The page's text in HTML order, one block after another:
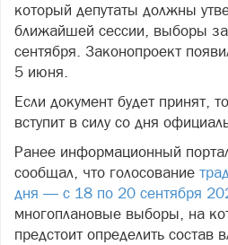
который депутаты должны
ближайшей сессии, выборы
сентября. Законопроект
5 июня.
Если документ будет принят,
вступит в силу со дня
Ранее информационный
сообщал, что голосование
дня — с 18 по 20 сентября
многоплановые выборы, на
предстоит определить состав